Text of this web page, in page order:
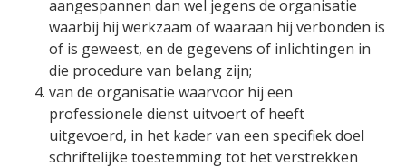
aangespannen dan wel jegens de organisatie
waarbij hij werkzaam of waaraan hij verbonden is
of is geweest, en de gegevens of inlichtingen in
die procedure van belang zijn;
van de organisatie waarvoor hij een
professionele dienst uitvoert of heeft
uitgevoerd, in het kader van een specifiek doel
schriftelijke toestemming tot het verstrekken